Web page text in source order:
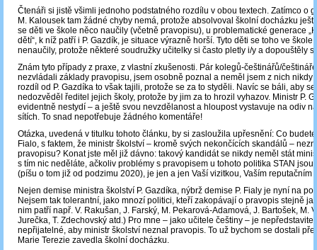
Čtenáři si jistě všimli jednoho podstatného rozdílu v obou textech. Zatímco o
M. Kalousek tam žádné chyby nemá, protože absolvoval školní docházku
se děti ve škole něco naučily (včetně pravopisu), u problematické generace
dětí“, k níž patří i P. Gazdík, je situace výrazně horší. Tyto děti se toho ve škole
nenaučily, protože některé soudružky učitelky si často pletly i/y a dopouštěly
Znám tyto případy z praxe, z vlastní zkušenosti. Pár kolegů-češtinářů/
nezvládali základy pravopisu, jsem osobně poznal a neměl jsem z nich nikdy
rozdíl od P. Gazdíka to však tajili, protože se za to styděli. Navíc se báli, aby
nedozvěděl ředitel jejich školy, protože by jim za to hrozil vyhazov. Ministr P.
evidentně nestydí – a ještě svou nevzdělanost a hloupost vystavuje na odiv
sítích. To snad nepotřebuje žádného komentáře!
Otázka, uvedená v titulku tohoto článku, by si zasloužila upřesnění: Co
Fialo, s faktem, že ministr školství – kromě svých nekončících skandálů –
pravopisu? Konat jste měl již dávno: takový kandidát se nikdy neměl stát
s tím nic neděláte, ačkoliv problémy s pravopisem u tohoto politika STAN jsou
(píšu o tom již od podzimu 2020), je jen a jen Vaší vizitkou, Vaším reputačním
Nejen demise ministra školství P. Gazdíka, nýbrž demise P. Fialy je nyní na
Nejsem tak tolerantní, jako mnozí politici, kteří zakopávají o pravopis stejně
nim patří např. V. Rakušan, J. Farský, M. Pekarová-Adamová, J. Bartošek, M.
Jurečka, T. Zdechovský atd.) Pro mne – jako učitele češtiny – je
nepřijatelné, aby ministr školství neznal pravopis. To už bychom se dostali
Marie Terezie zavedla školní docházku.